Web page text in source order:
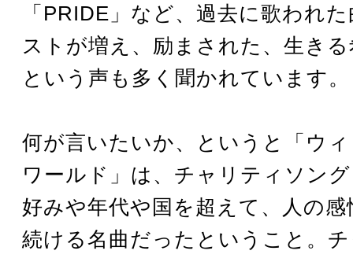
「PRIDE」など、過去に歌われ
ストが増え、励まされた、生き
という声も多く聞かれています。
何が言いたいか、というと「ウ
ワールド」は、チャリティソン
好みや年代や国を超えて、人の
続ける名曲だったということ。